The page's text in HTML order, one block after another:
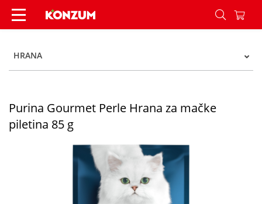
Purina Gourmet Perle Hrana za mačke piletina
HRANA
Purina Gourmet Perle Hrana za mačke
piletina 85 g